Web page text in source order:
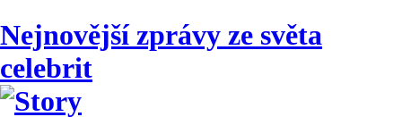
Nejnovější zprávy ze světa
celebrit